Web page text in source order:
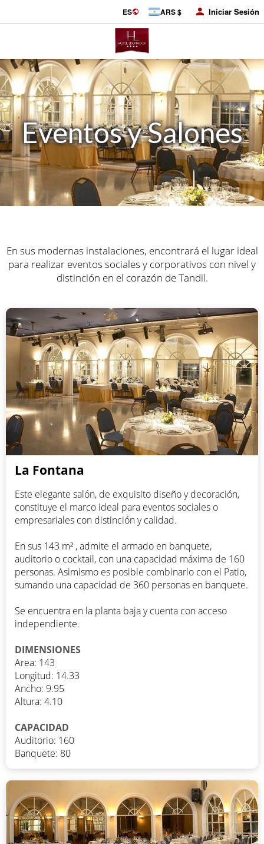
ES ARS $ Iniciar Sesión
Eventos y Salones
En sus modernas instalaciones, encontrará el lugar ideal
para realizar eventos sociales y corporativos con nivel y
distinción en el corazón de Tandil.
La Fontana
Este elegante salón, de exquisito diseño y decoración,
constituye el marco ideal para eventos sociales o
empresariales con distinción y calidad.
En sus 143 m² , admite el armado en banquete,
auditorio o cocktail, con una capacidad máxima de 160
personas. Asimismo es posible combinarlo con el Patio,
sumando una capacidad de 360 personas en banquete.
Se encuentra en la planta baja y cuenta con acceso
independiente.
DIMENSIONES
Area: 143
Longitud: 14.33
Ancho: 9.95
Altura: 4.10
CAPACIDAD
Auditorio: 160
Banquete: 80